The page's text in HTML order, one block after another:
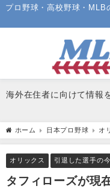
プロ野球・高校野球・MLB
海外在住者に向けて情報
ホーム 日本プロ野球 オ
界復帰！年俸は不明だが成績予
オリックス 引退した選手の今
タフィローズが現